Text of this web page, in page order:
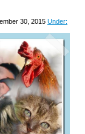
30, 2015 Under: